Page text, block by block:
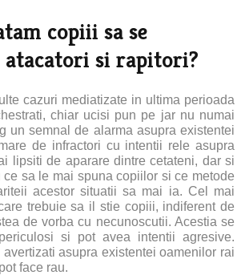
copiii sa se
atacatori si rapitori?
cazuri mediatizate in ultima perioada
chiar ucisi pun pe jar nu numai
un semnal de alarma asupra existentei
de infractori cu intentii rele asupra
lipsiti de aparare dintre cetateni, dar si
ce sa le mai spuna copiilor si ce metode
acestor situatii sa mai ia. Cel mai
trebuie sa il stie copiii, indiferent de
de vorba cu necunoscutii. Acestia se
si pot avea intentii agresive.
asupra existentei oamenilor rai
face rau.